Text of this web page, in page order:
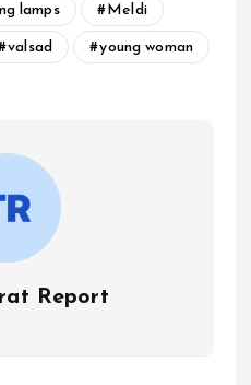
lamps Meldi
valsad young woman
Report